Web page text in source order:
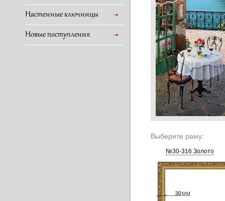
Настенные ключницы
Новые поступления
Выберите раму:
№30-316 Золото